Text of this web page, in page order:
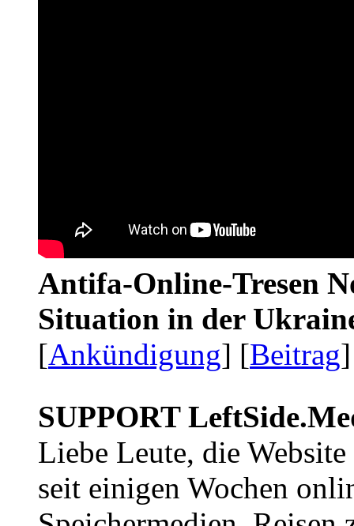
Antifa-Online-Tresen
Situation in der
[Ankündigung] [Beitrag
SUPPORT
Liebe Leute, die Website
seit einigen Wochen